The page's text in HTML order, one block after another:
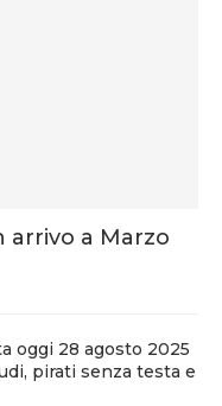
arrivo a Marzo
oggi 28 agosto 2025
pirati senza testa e